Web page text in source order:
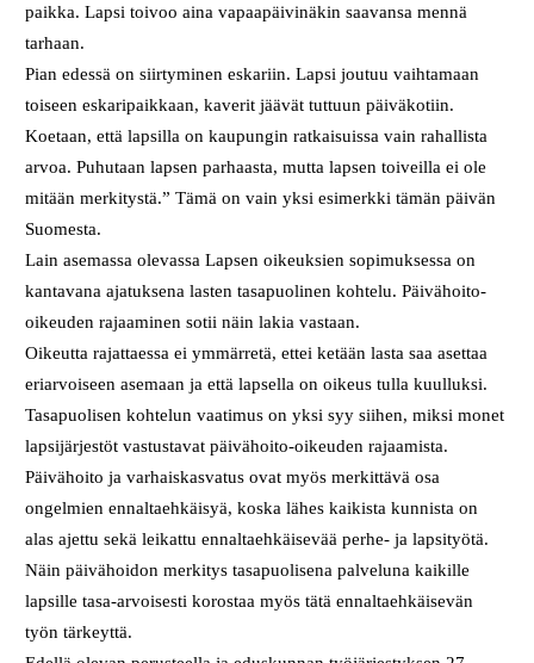
paikka. Lapsi toivoo aina vapaapäivinäkin saavansa mennä
tarhaan.
Pian edessä on siirtyminen eskariin. Lapsi joutuu vaihtamaan
toiseen eskaripaikkaan, kaverit jäävät tuttuun päiväkotiin.
Koetaan, että lapsilla on kaupungin ratkaisuissa vain rahallista
arvoa. Puhutaan lapsen parhaasta, mutta lapsen toiveilla ei ole
mitään merkitystä.” Tämä on vain yksi esimerkki tämän päivän
Suomesta.
Lain asemassa olevassa Lapsen oikeuksien sopimuksessa on
kantavana ajatuksena lasten tasapuolinen kohtelu. Päivähoito-
oikeuden rajaaminen sotii näin lakia vastaan.
Oikeutta rajattaessa ei ymmärretä, ettei ketään lasta saa asettaa
eriarvoiseen asemaan ja että lapsella on oikeus tulla kuulluksi.
Tasapuolisen kohtelun vaatimus on yksi syy siihen, miksi monet
lapsijärjestöt vastustavat päivähoito-oikeuden rajaamista.
Päivähoito ja varhaiskasvatus ovat myös merkittävä osa
ongelmien ennaltaehkäisyä, koska lähes kaikista kunnista on
alas ajettu sekä leikattu ennaltaehkäisevää perhe- ja lapsityötä.
Näin päivähoidon merkitys tasapuolisena palveluna kaikille
lapsille tasa-arvoisesti korostaa myös tätä ennaltaehkäisevän
työn tärkeyttä.